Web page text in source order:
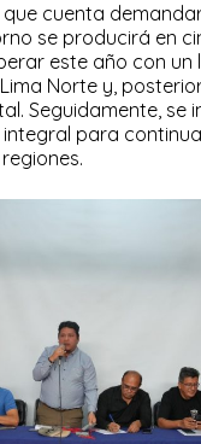
cuenta
se producirá en
este año con un
Norte y,
Seguidamente, se
para